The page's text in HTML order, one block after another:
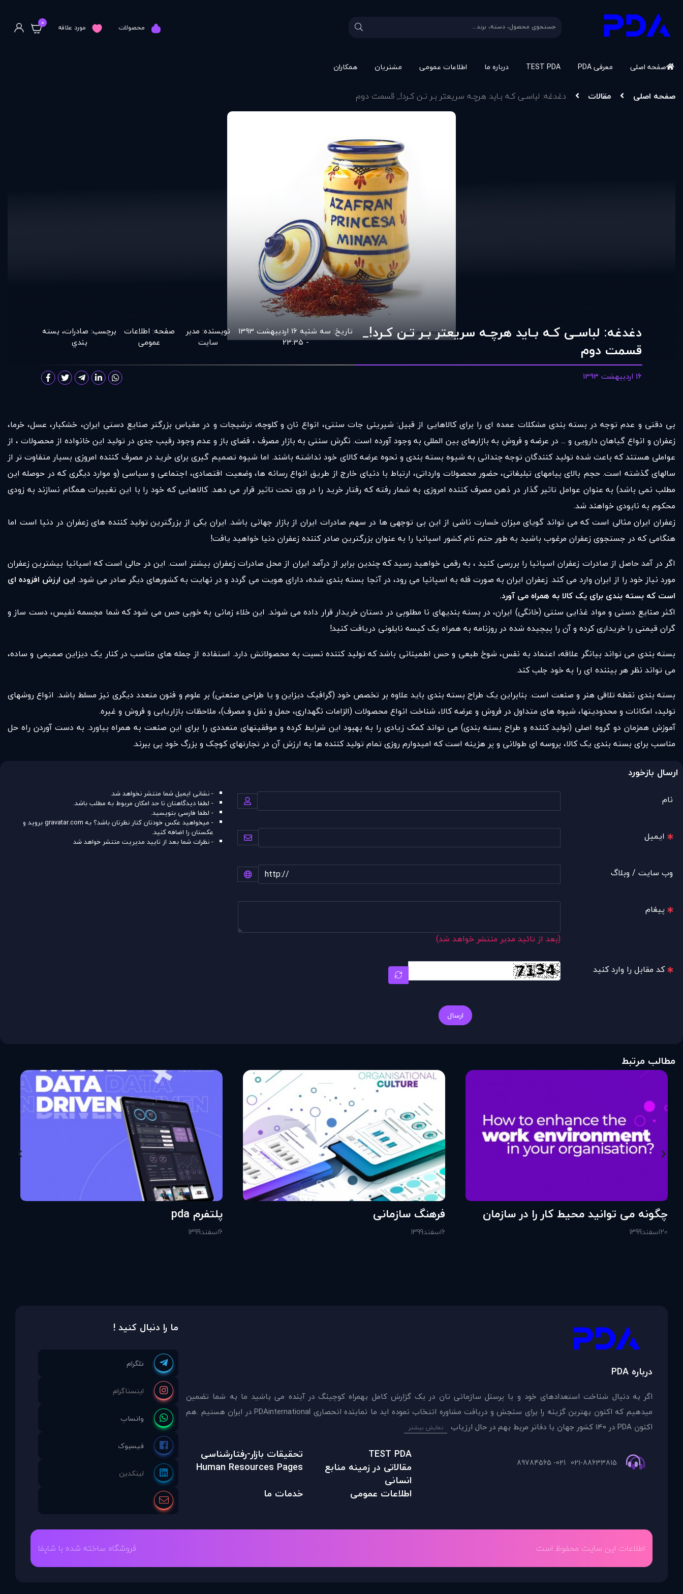
محصولات مورد علاقه 0
صفحه اصلی معرفی PDA TEST PDA درباره ما اطلاعات عمومی مشتريان همکاران
صفحه اصلی مقالات دغدغه: لباسـی کـه بـايد هرچـه سريعتر بـر تـن کـرد!_ قسمت دوم
دغدغه: لباسـی کـه بـايد هرچـه سريعتر بـر تـن کـرد!_
قسمت دوم
تاریخ:
سه شنبه 16 اردیبهشت 1393
- 23:35
نویسنده: مدير
سايت
صفحه: اطلاعات
عمومی
برچسب: صادرات، بسته
بندي
16 اردیبهشت 1393
بی دقتی و عدم توجه در بسته بندی مشکلات عمده ای را برای کالاهایی از قبیل: شیرینی جات سنتی، انواع نان و کلوچه، ترشیجات و در مقیاس بزرگتر صنایع دستی ایران، خشکبار، عسل، خرما،
زعفران و انواع گیاهان دارویی و ... در عرضه و فروش به بازارهای بین المللی به وجود آورده است. نگرش سنتی به بازار مصرف ، فضای باز و عدم وجود رقیب جدی در تولید این خانواده از محصولات ، از
عواملی هستند که باعث شده تولید کنندگان توجه چندانی به شیوه بسته بندی و نحوه عرضه کالای خود نداشته باشند. اما شیوه تصمیم گیری برای خرید در مصرف کننده امروزی بسیار متفاوت تر از
سالهای گذشته است. حجم بالای پیامهای تبلیغاتی، حضور محصولات وارداتی، ارتباط با دنیای خارج از طریق انواع رسانه ها، وضعیت اقتصادی، اجتماعی و سیاسی (و موارد دیگری که در حوصله این
مطلب نمی باشد) به عنوان عوامل تاثیر گذار در ذهن مصرف کننده امروزی به شمار رفته که رفتار خرید را در وی تحت تاثیر قرار می دهد. کالاهایی که خود را با این تغییرات همگام نسازند به زودی
محکوم به نابودی خواهند شد.
زعفران ایران مثالی است که می تواند گویای میزان خسارت ناشی از این بی توجهی ها در سهم صادرات ایران از بازار جهانی باشد. ایران یکی از بزرگترین تولید کننده های زعفران در دنیا است اما
هنگامی که در جستجوی زعفران مرغوب باشید به طور حتم نام کشور اسپانیا را به عنوان بزرگترین صادر کننده زعفران دنیا خواهید یافت!
اگر در آمد حاصل از صادرات زعفران اسپانیا را بررسی کنید ، به رقمی خواهید رسید که چندین برابر از درآمد ایران از محل صادرات زعفران بیشتر است. این در حالی است که اسپانیا بیشترین زعفران
مورد نیاز خود را از ایران وارد می کند. زعفران ایران به صورت فله به اسپانیا می رود، در آنجا بسته بندی شده، دارای هویت می گردد و در نهایت به کشورهای دیگر صادر می شود. این ارزش افزوده ای
است که بسته بندی برای یک کالا به همراه می آورد.
اکثر صنایع دستی و مواد غذایی سنتی (خانگی) ایران، در بسته بندیهای نا مطلوبی در دستان خریدار قرار داده می شوند. این خلاء زمانی به خوبی حس می شود که شما مجسمه نفیس، دست ساز و
گران قیمتی را خریداری کرده و آن را پیچیده شده در روزنامه به همراه یک کیسه نایلونی دریافت کنید!
بسته بندی می تواند بیانگر علاقه، اعتماد به نفس، شوخ طبعی و حس اطمینانی باشد که تولید کننده نسبت به محصولاتش دارد. استفاده از جمله های مناسب در کنار یک دیزاین صمیمی و ساده،
می تواند نظر هر بیننده ای را به خود جلب کند.
بسته بندی نقطه تلاقی هنر و صنعت است. بنابراین یک طراح بسته بندی باید علاوه بر تخصص خود (گرافیک دیزاین و یا طراحی صنعتی) بر علوم و فنون متعدد دیگری نیز مسلط باشد. انواع روشهای
تولید، امکانات و محدودیتها، شیوه های متداول در فروش و عرضه کالا، شناخت انواع محصولات (الزامات نگهداری، حمل و نقل و مصرف)، ملاحظات بازاریابی و فروش و غیره.
آموزش همزمان دو گروه اصلی (تولید کننده و طراح بسته بندی) می تواند کمک زیادی را به بهبود این شرایط کرده و موفقیتهای متعددی را برای این صنعت به همراه بیاورد. به دست آوردن راه حل
مناسب برای بسته بندی یک کالا، پروسه ای طولانی و پر هزینه است که امیدوارم روزی تمام تولید کننده ها به ارزش آن در تجارتهای کوچک و بزرگ خود پی ببرند.
ارسال بازخورد
نام
ایمیل
وب سایت / وبلاگ
پیغام
(بعد از تائید مدیر منتشر خواهد شد)
کد مقابل را وارد کنید
ارسال
- نشانی ایمیل شما منتشر نخواهد شد.
- لطفا دیدگاهتان تا حد امکان مربوط به مطلب باشد.
- لطفا فارسی بنویسید.
- میخواهید عکس خودتان کنار نظرتان باشد؟ به gravatar.comبروید و
عکستان را اضافه کنید.
- نظرات شما بعد از تایید مدیریت منتشر خواهد شد
مطالب مرتبط
چگونه می توانید محیط کار را در سازمان
خود تقویت کنید؟
20اسفند1399
فرهنگ سازمانی
6اسفند1399
پلتفرم pda
6اسفند1399
درباره PDA
اگر به دنبال شناخت استعدادهای خود و یا پرسنل سازمانی تان در يک گزارش کامل بهمراه کوچینگ در آینده می باشید ما به شما تضمين
ميدهيم که اکنون بهترين گزينه را برای سنجش و دريافت مشاوره انتخاب نموده ايد ما نماینده انحصاری PDAinternational در ایران هستیم .هم
اکنون PDA در 140 کشور جهان با دفاتر مربط بهم در حال ارزیاب
نمایش بیشتر
021-88633815
021- 89784565
TEST PDA
تحقیقات بازار-رفتارشناسی
مقالاتی در زمينه منابع
انسانی
Human Resources Pages
اطلاعات عمومی
خدمات ما
ما را دنبال کنید !
اطلاعات این سایت محفوظ است فروشگاه ساخته شده با شاپفا